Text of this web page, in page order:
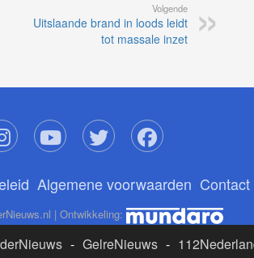
Volgende
Uitslaande brand in loods leidt
tot massale inzet
Algemene voorwaarden Contact
| Ontwikkeling:
- GelreNieuws -